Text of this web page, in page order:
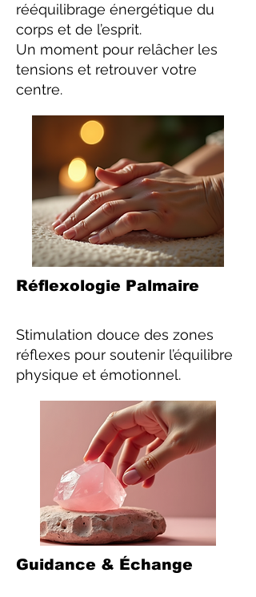
rééquilibrage énergétique du
corps et de l’esprit.
Un moment pour relâcher les
tensions et retrouver votre
centre.
Réflexologie Palmaire
Stimulation douce des zones
réflexes pour soutenir l’équilibre
physique et émotionnel.
Guidance & Échange